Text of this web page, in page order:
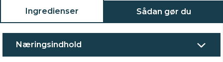
Ingredienser Sådan gør du
Næringsindhold